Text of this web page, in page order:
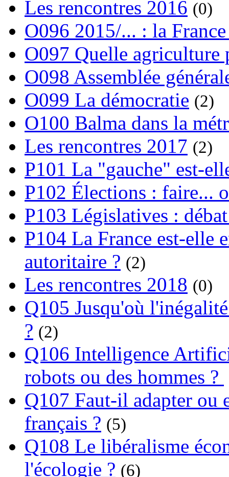
Les rencontres 2016 (0)
O096 2015/... : la
O097 Quelle agriculture
O098 Assemblée
O099 La démocratie (2)
O100 Balma dans la
Les rencontres 2017 (2)
P101 La "gauche" est-
P102 Élections : faire...
P103 Législatives :
P104 La France est-elle
autoritaire ? (2)
Les rencontres 2018 (0)
Q105 Jusqu'où
? (2)
Q106 Intelligence
robots ou des hommes ?
Q107 Faut-il adapter ou
français ? (5)
Q108 Le libéralisme
l'écologie ? (6)